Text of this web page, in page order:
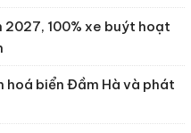
2027, 100% xe buýt hoạt
hoá biển Đầm Hà và phát